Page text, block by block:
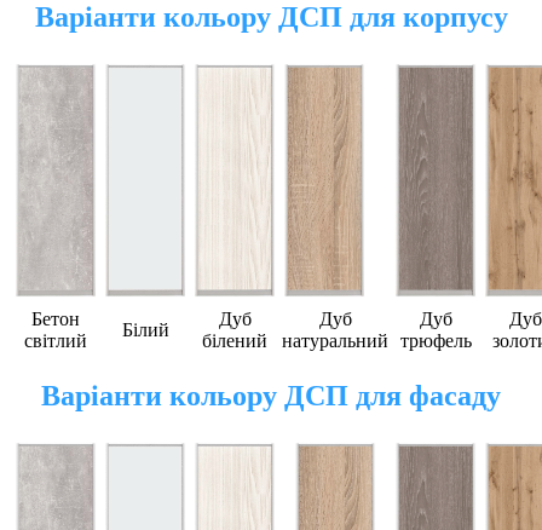
Варіанти кольору ДСП для корпусу
Бетон
світлий
Білий
Дуб
білений
Дуб
натуральний
Дуб
трюфель
Дуб
Варіанти кольору ДСП для фасаду